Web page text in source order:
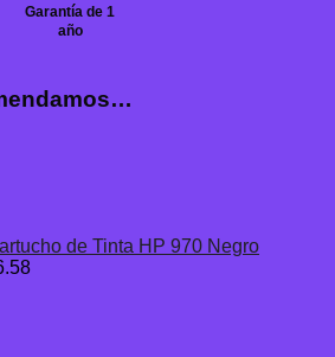
Garantía de 1
año
de Tinta HP 970 Negro